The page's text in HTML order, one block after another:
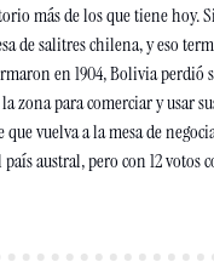
más de los que tiene hoy.
de salitres chilena, y eso
en 1904, Bolivia perdió
zona para comerciar y usar
vuelva a la mesa de
austral, pero con 12